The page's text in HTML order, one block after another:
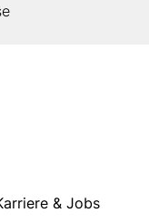
& Jobs